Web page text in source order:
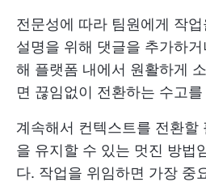
전문성에 따라 팀원에게 작
설명을 위해 댓글을 추가하
해 플랫폼 내에서 원활하게
면 끊임없이 전환하는 수고
계속해서 컨텍스트를 전환할
을 유지할 수 있는 멋진 방법
다. 작업을 위임하면 가장 중